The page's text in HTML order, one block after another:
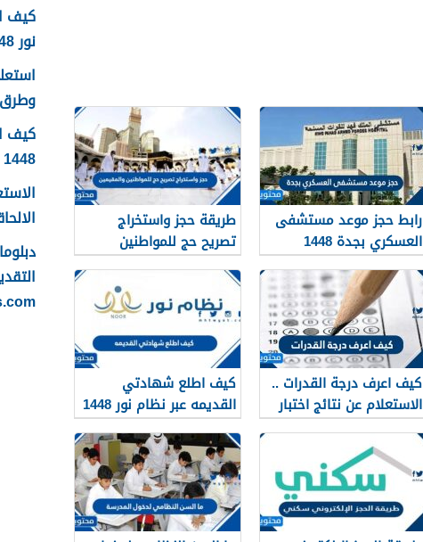
رابط حجز موعد مستشفى
العسكري بجدة 1448
طريقة حجز واستخراج
تصريح حج للمواطنين
والمقيمين 1448
كيف اعرف درجة القدرات ..
الاستعلام عن نتائج اختبار
القدرات 1448
كيف اطلع شهادتي
القديمه عبر نظام نور 1448
كيف
نور 1448
كيف
1448